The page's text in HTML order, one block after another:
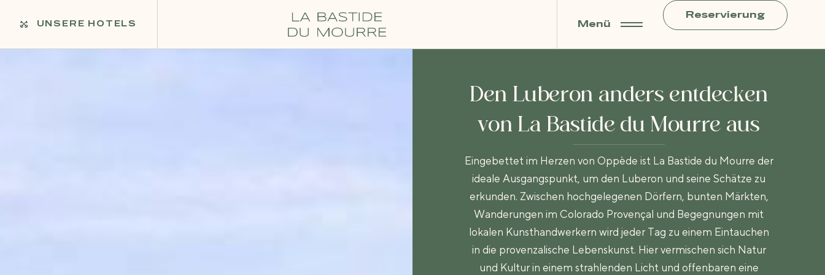
UNSERE HOTELS Menü
Reservierung
Den Luberon anders entdecken
von La Bastide du Mourre aus
Eingebettet im Herzen von Oppède ist La Bastide du Mourre der
ideale Ausgangspunkt, um den Luberon und seine Schätze zu
erkunden. Zwischen hochgelegenen Dörfern, bunten Märkten,
Wanderungen im Colorado Provençal und Begegnungen mit
lokalen Kunsthandwerkern wird jeder Tag zu einem Eintauchen
in die provenzalische Lebenskunst. Hier vermischen sich Natur
und Kultur in einem strahlenden Licht und offenbaren eine